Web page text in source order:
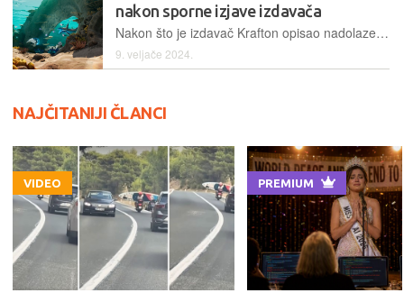
nakon sporne izjave izdavača
Nakon što je izdavač Krafton opisao nadolazeću Subnauticu 2 kao "game as a service", uslijedila je žestoka reakcija igrača zbog čega su morali intervenirati autori igre negiranjem takvog modela
9. veljače 2024.
NAJČITANIJI ČLANCI
VIDEO PREMIUM